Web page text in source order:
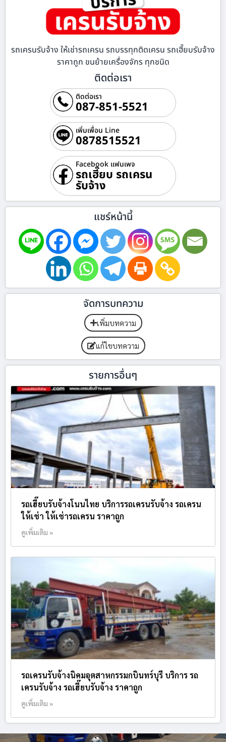
รถเครนรับจ้าง ให้เช่ารถเครน รถบรรทุกติดเครน รถเฮี๊ยบรับจ้าง
ราคาถูก ขนย้ายเครื่องจักร ทุกชนิด
ติดต่อเรา
ติดต่อเรา
087-851-5521
เพิ่มเพื่อน Line
0878515521
Facebook แฟนเพจ
รถเฮี๊ยบ รถเครน
รับจ้าง
แชร์หน้านี้
จัดการบทความ
เพิ่มบทความ
แก้ไขบทความ
รายการอื่นๆ
รถเฮี๊ยบรับจ้างโนนไทย บริการรถเครนรับจ้าง รถเครน
ให้เช่า ให้เช่ารถเครน ราคาถูก
ดูเพิ่มเติม »
รถเครนรับจ้างนิคมอุตสาหกรรมกบินทร์บุรี บริการ รถ
เครนรับจ้าง รถเฮี๊ยบรับจ้าง ราคาถูก
ดูเพิ่มเติม »